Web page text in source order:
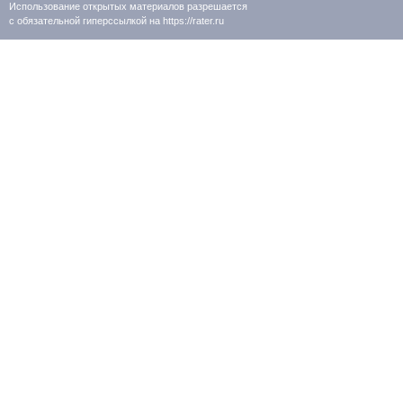
Использование открытых материалов разрешается
с обязательной гиперссылкой на https://rater.ru